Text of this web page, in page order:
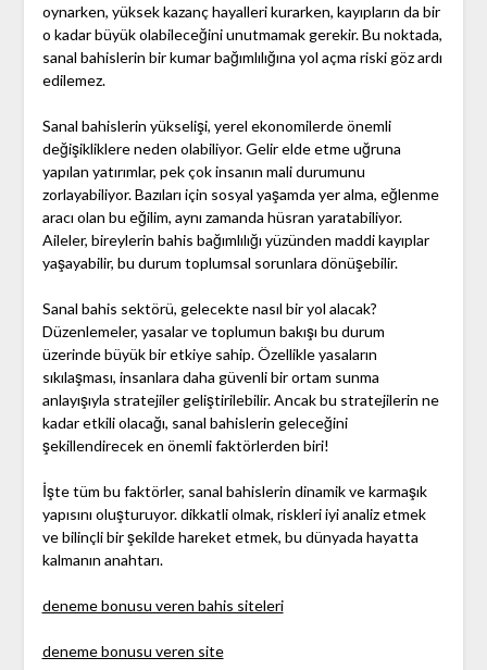
oynarken, yüksek kazanç hayalleri kurarken, kayıpların da bir
o kadar büyük olabileceğini unutmamak gerekir. Bu noktada,
sanal bahislerin bir kumar bağımlılığına yol açma riski göz ardı
edilemez.
Sanal bahislerin yükselişi, yerel ekonomilerde önemli
değişikliklere neden olabiliyor. Gelir elde etme uğruna
yapılan yatırımlar, pek çok insanın mali durumunu
zorlayabiliyor. Bazıları için sosyal yaşamda yer alma, eğlenme
aracı olan bu eğilim, aynı zamanda hüsran yaratabiliyor.
Aileler, bireylerin bahis bağımlılığı yüzünden maddi kayıplar
yaşayabilir, bu durum toplumsal sorunlara dönüşebilir.
Sanal bahis sektörü, gelecekte nasıl bir yol alacak?
Düzenlemeler, yasalar ve toplumun bakışı bu durum
üzerinde büyük bir etkiye sahip. Özellikle yasaların
sıkılaşması, insanlara daha güvenli bir ortam sunma
anlayışıyla stratejiler geliştirilebilir. Ancak bu stratejilerin ne
kadar etkili olacağı, sanal bahislerin geleceğini
şekillendirecek en önemli faktörlerden biri!
İşte tüm bu faktörler, sanal bahislerin dinamik ve karmaşık
yapısını oluşturuyor. dikkatli olmak, riskleri iyi analiz etmek
ve bilinçli bir şekilde hareket etmek, bu dünyada hayatta
kalmanın anahtarı.
deneme bonusu veren bahis siteleri
deneme bonusu veren site